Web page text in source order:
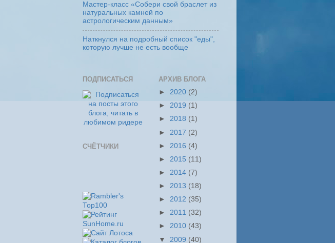
Мастер-класс «Собери свой браслет из
натуральных камней по
астрологическим данным»
Наткнулся на подробный список "еды",
которую лучше не есть вообще
ПОДПИСАТЬСЯ
СЧЁТЧИКИ
АРХИВ БЛОГА
► 2020 (2)
► 2019 (1)
► 2018 (1)
► 2017 (2)
► 2016 (4)
► 2015 (11)
► 2014 (7)
► 2013 (18)
► 2012 (35)
► 2011 (32)
► 2010 (43)
▼ 2009 (40)